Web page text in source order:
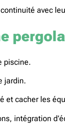
avec
piscine.
jardin.
et cacher les
intégration